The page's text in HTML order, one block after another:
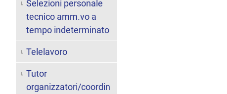
Selezioni personale
tecnico amm.vo a
tempo indeterminato
Telelavoro
Tutor
organizzatori/coordin